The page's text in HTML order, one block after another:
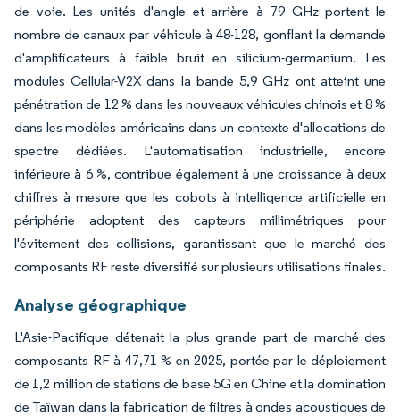
de voie. Les unités d'angle et arrière à 79 GHz portent le
nombre de canaux par véhicule à 48-128, gonflant la demande
d'amplificateurs à faible bruit en silicium-germanium. Les
modules Cellular-V2X dans la bande 5,9 GHz ont atteint une
pénétration de 12 % dans les nouveaux véhicules chinois et 8 %
dans les modèles américains dans un contexte d'allocations de
spectre dédiées. L'automatisation industrielle, encore
inférieure à 6 %, contribue également à une croissance à deux
chiffres à mesure que les cobots à intelligence artificielle en
périphérie adoptent des capteurs millimétriques pour
l'évitement des collisions, garantissant que le marché des
composants RF reste diversifié sur plusieurs utilisations finales.
Analyse géographique
L'Asie-Pacifique détenait la plus grande part de marché des
composants RF à 47,71 % en 2025, portée par le déploiement
de 1,2 million de stations de base 5G en Chine et la domination
de Taïwan dans la fabrication de filtres à ondes acoustiques de